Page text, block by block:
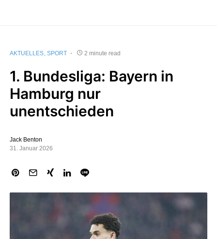
AKTUELLES SPORT 2 minute read
1. Bundesliga: Bayern in
Hamburg nur
unentschieden
Jack Benton
31. Januar 2026